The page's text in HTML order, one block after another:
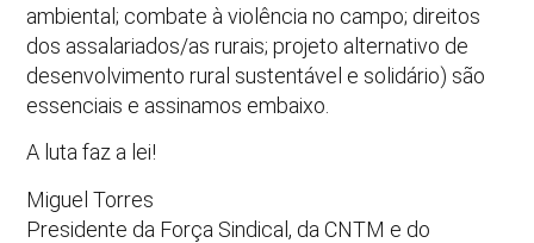
ambiental; combate à violência no campo; direitos
dos assalariados/as rurais; projeto alternativo de
desenvolvimento rural sustentável e solidário) são
essenciais e assinamos embaixo.
A luta faz a lei!
Miguel Torres
Presidente da Força Sindical, da CNTM e do